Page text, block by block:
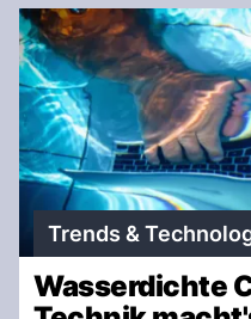
Trends &
Wasserdichte